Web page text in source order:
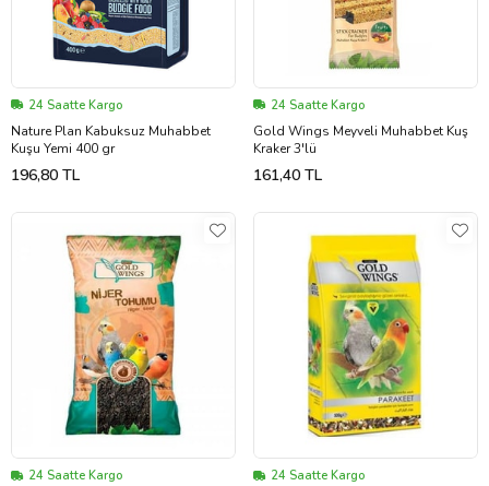
24 Saatte Kargo
Nature Plan Kabuksuz Muhabbet
Kuşu Yemi 400 gr
196,80 TL
24 Saatte Kargo
Gold Wings Meyveli Muhabbet Kuş
Kraker 3'lü
161,40 TL
24 Saatte Kargo 24 Saatte Kargo